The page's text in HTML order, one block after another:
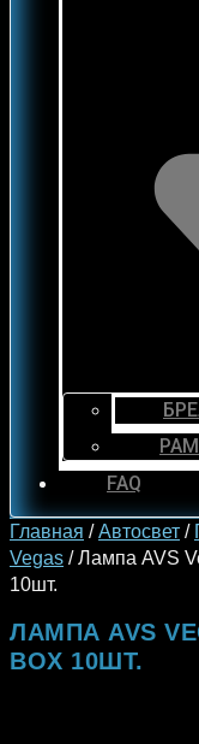
FAQ
Главная /Автосвет /
Vegas / Лампа AVS
10шт.
ЛАМПА AVS
BOX 10ШТ.